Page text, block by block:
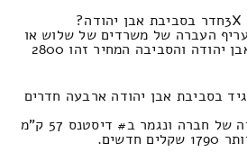
העברה של משרדים של שלוש או
שלוש וחצי חדרי שינה באבן יהודה והסביבה המחיר זהו 2800
בסביבת אבן יהודה ארבעה חדרים
יחד עם שירותים של אריזה של חברה ונגמר ב# דיסטנס 57 ק"מ